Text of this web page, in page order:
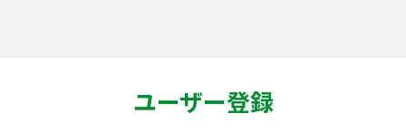
料金2,000円
ユーザー登録